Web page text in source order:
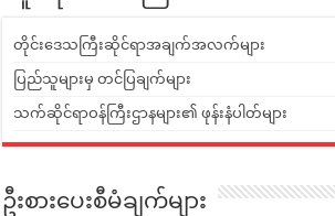
တိုင်းဒေသကြီးဆိုင်ရာအချက်အလက်များ
ပြည်သူများမှ တင်ပြချက်များ
သက်ဆိုင်ရာဝန်ကြီးဌာနများ၏ ဖုန်းနံပါတ်များ
ဦးစားပေးစီမံချက်များ